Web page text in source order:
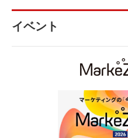
イベント